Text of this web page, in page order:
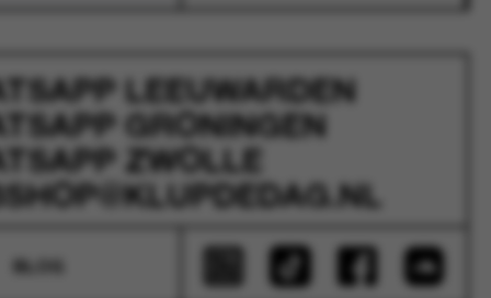
LEEUWARDEN
GRONINGEN
ZWOLLE